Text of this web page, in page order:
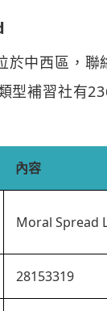
中西區，聯
型補習社有
內容
Moral Spread
28153319